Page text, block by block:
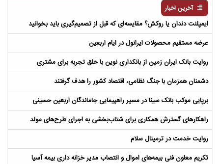
آخرین اخبار
ایمپلنت دندان یا روکش؟ مقایسه‌ای که قبل از تصمیم‌گیری باید بخوانید
عرضه مستقیم محصولات ایرانول در ایام اربعین
روایت بانک ایران زمین از بانکداری نوین با خلق تجربه برای مشتری
دشمنان همزمان با جنگ نظامی، اقتصاد کشور را هدف گرفتند
برپایی موکب بانک سینا در مسیر راهپیمایی جاماندگان اربعین حسینی
راهکارهای گسترش همکاری برای شتاب‌بخشی به اجرای طرح‌های مولد​
روایت خدمت در ترمینال سلام
تکریم معاون فنی بیمه‌های اموال و انتصاب مدیر خزانه داری بیمه آسیا